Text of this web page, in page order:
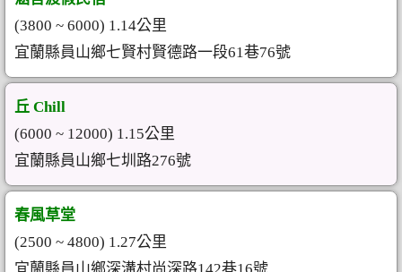
(3800 ~ 6000) 1.14公里
宜蘭縣員山鄉七賢村賢德路一段61巷76號
丘 Chill
(6000 ~ 12000) 1.15公里
宜蘭縣員山鄉七圳路276號
春風草堂
(2500 ~ 4800) 1.27公里